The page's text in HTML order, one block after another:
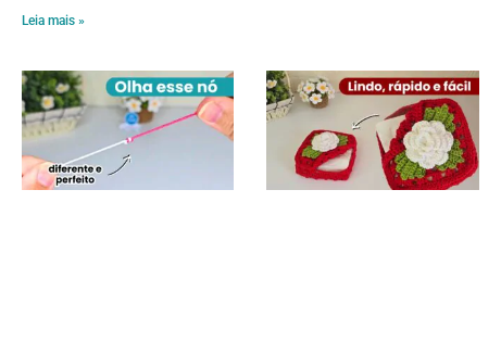
Leia mais »